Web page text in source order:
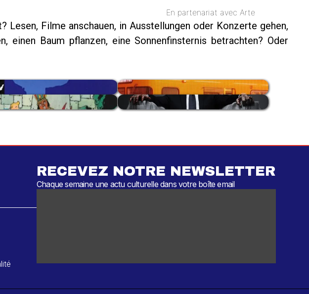
En partenariat avec Arte
Filme anschauen, in Ausstellungen oder Konzerte gehen,
einen Baum pflanzen, eine Sonnenfinsternis betrachten? Oder
RECEVEZ NOTRE NEWSLETTER
Chaque semaine une actu culturelle dans votre boîte email